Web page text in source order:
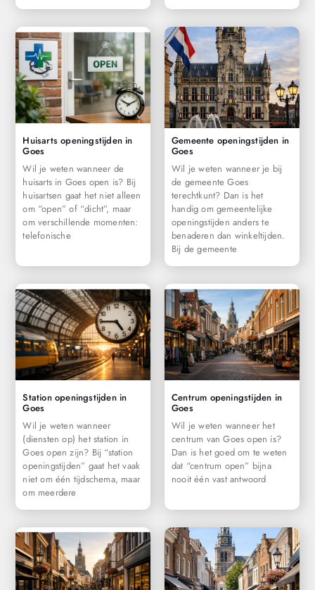
Huisarts openingstijden in
Goes
Wil je weten wanneer de
huisarts in Goes open is? Bij
huisartsen gaat het niet alleen
om “open” of “dicht”, maar
om verschillende momenten:
telefonische
Gemeente openingstijden in
Goes
Wil je weten wanneer je bij
de gemeente Goes
terechtkunt? Dan is het
handig om gemeentelijke
openingstijden anders te
benaderen dan winkeltijden.
Bij de gemeente
Station openingstijden in
Goes
Wil je weten wanneer
(diensten op) het station in
Goes open zijn? Bij “station
openingstijden” gaat het vaak
niet om één tijdschema, maar
om meerdere
Centrum openingstijden in
Goes
Wil je weten wanneer het
centrum van Goes open is?
Dan is het goed om te weten
dat “centrum open” bijna
nooit één vast antwoord